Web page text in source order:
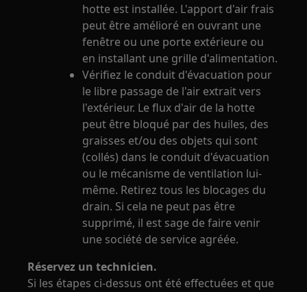
hotte est installée. L'apport d'air frais
peut être amélioré en ouvrant une
fenêtre ou une porte extérieure ou
en installant une grille d'alimentation.
Vérifiez le conduit d'évacuation pour
le libre passage de l'air extrait vers
l'extérieur. Le flux d'air de la hotte
peut être bloqué par des huiles, des
graisses et/ou des objets qui sont
(collés) dans le conduit d'évacuation
ou le mécanisme de ventilation lui-
même. Retirez tous les blocages du
drain. Si cela ne peut pas être
supprimé, il est sage de faire venir
une société de service agréée.
Réservez un technicien.
Si les étapes ci-dessus ont été effectuées et que